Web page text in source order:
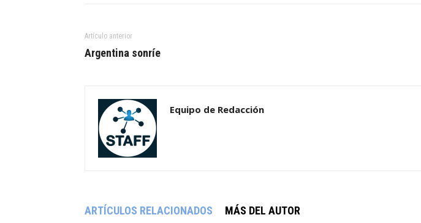
Artículo anterior
Argentina sonríe
Equipo de Redacción
ARTÍCULOS RELACIONADOS MÁS DEL AUTOR